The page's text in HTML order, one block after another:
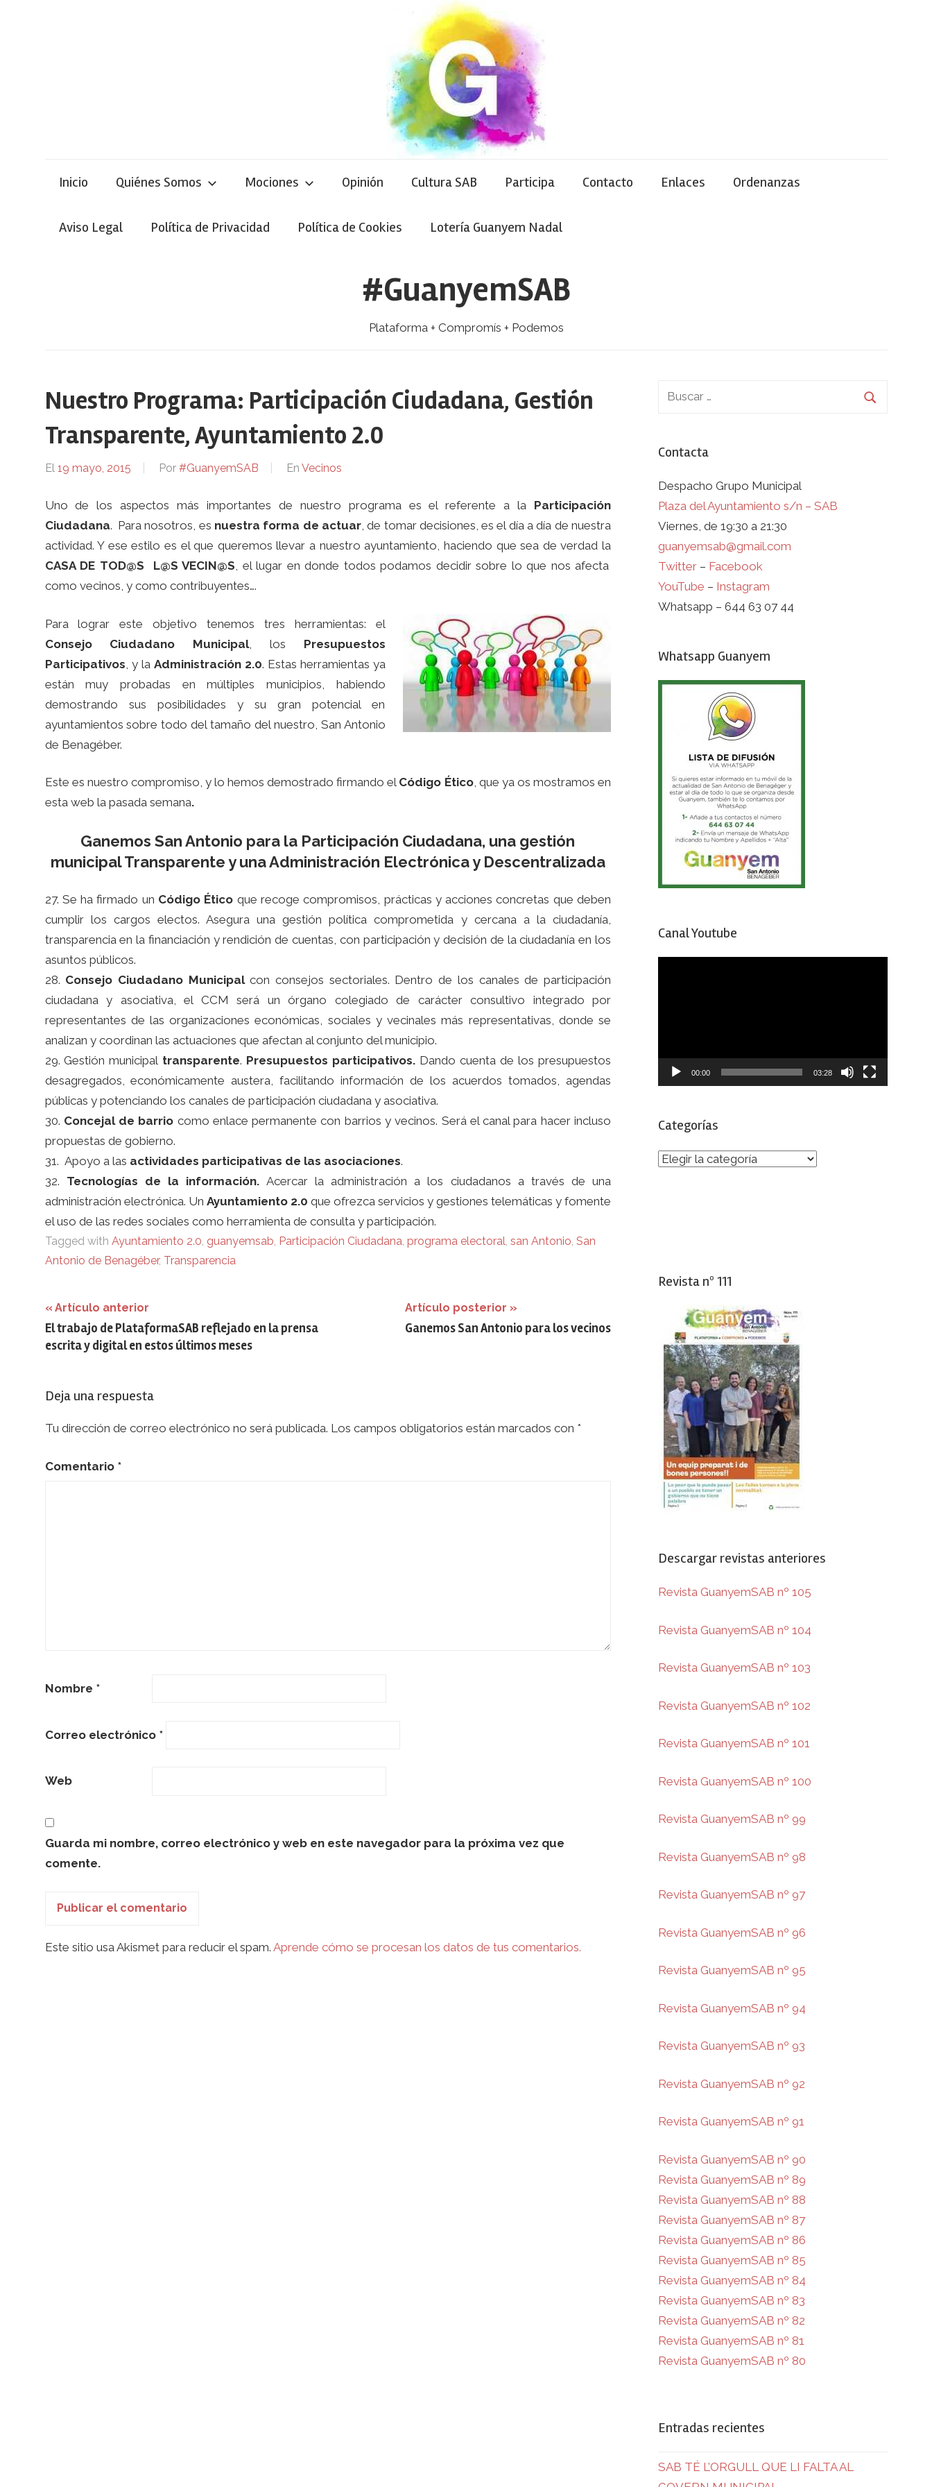
Inicio Quiénes Somos Mociones Opinión Cultura SAB Participa Contacto Enlaces Ordenanzas
Aviso Legal Política de Privacidad Política de Cookies Lotería Guanyem Nadal
#GuanyemSAB
Plataforma + Compromís + Podemos
Nuestro Programa: Participación Ciudadana, Gestión
Transparente, Ayuntamiento 2.0
El 19 mayo, 2015 Por #GuanyemSAB En Vecinos
Uno de los aspectos más importantes de nuestro programa es el referente a la Participación
Ciudadana. Para nosotros, es nuestra forma de actuar, de tomar decisiones, es el día a día de nuestra
actividad. Y ese estilo es el que queremos llevar a nuestro ayuntamiento, haciendo que sea de verdad la
CASA DE TOD@S L@S VECIN@S, el lugar en donde todos podamos decidir sobre lo que nos afecta
como vecinos, y como contribuyentes….
Para lograr este objetivo tenemos tres herramientas: el
Consejo Ciudadano Municipal, los Presupuestos
Participativos , y la Administración 2.0. Estas herramientas ya
están muy probadas en múltiples municipios, habiendo
demostrando sus posibilidades y su gran potencial en
ayuntamientos sobre todo del tamaño del nuestro, San Antonio
de Benagéber.
Este es nuestro compromiso, y lo hemos demostrado firmando el Código Ético, que ya os mostramos en
esta web la pasada semana.
Ganemos San Antonio para la Participación Ciudadana, una gestión
municipal Transparente y una Administración Electrónica y Descentralizada
27. Se ha firmado un Código Ético que recoge compromisos, prácticas y acciones concretas que deben
cumplir los cargos electos. Asegura una gestión política comprometida y cercana a la ciudadanía,
transparencia en la financiación y rendición de cuentas, con participación y decisión de la ciudadanía en los
asuntos públicos.
28. Consejo Ciudadano Municipalcon consejos sectoriales. Dentro de los canales de participación
ciudadana y asociativa, el CCM será un órgano colegiado de carácter consultivo integrado por
representantes de las organizaciones económicas, sociales y vecinales más representativas, donde se
analizan y coordinan las actuaciones que afectan al conjunto del municipio.
29. Gestión municipal transparente. Presupuestos participativos. Dando cuenta de los presupuestos
desagregados, económicamente austera, facilitando información de los acuerdos tomados, agendas
públicas y potenciando los canales de participación ciudadana y asociativa.
30. Concejal de barrio como enlace permanente con barrios y vecinos. Será el canal para hacer incluso
propuestas de gobierno.
31. Apoyo a las actividades participativas de las asociaciones.
32. Tecnologías de la información.Acercar la administración a los ciudadanos a través de una
administración electrónica. Un Ayuntamiento 2.0 que ofrezca servicios y gestiones telemáticas y fomente
el uso de las redes sociales como herramienta de consulta y participación.
Tagged with Ayuntamiento 2.0, guanyemsab, Participación Ciudadana, programa electoral, san Antonio, San
Antonio de Benagéber, Transparencia
Navegación
de
Artículo anterior
El trabajo de PlataformaSAB reflejado en la prensa
escrita y digital en estos últimos meses
Artículo posterior
Ganemos San Antonio para los vecinos
Deja una respuesta
Tu dirección de correo electrónico no será publicada. Los campos obligatorios están marcados con *
Comentario *
Nombre *
Correo electrónico *
Web
Guarda mi nombre, correo electrónico y web en este navegador para la próxima vez que
comente.
Este sitio usa Akismet para reducir el spam. Aprende cómo se procesan los datos de tus comentarios.
Contacta
Despacho Grupo Municipal
Plaza del Ayuntamiento s/n – SAB
Viernes, de 19:30 a 21:30
guanyemsab@gmail.com
Twitter – Facebook
YouTube – Instagram
Whatsapp – 644 63 07 44
Whatsapp Guanyem
Canal Youtube
00:00 03:28
Categorías
Categorías
Revista nº 111
Descargar revistas anteriores
Revista GuanyemSAB nº 105
Revista GuanyemSAB nº 104
Revista GuanyemSAB nº 103
Revista GuanyemSAB nº 102
Revista GuanyemSAB nº 101
Revista GuanyemSAB nº 100
Revista GuanyemSAB nº 99
Revista GuanyemSAB nº 98
Revista GuanyemSAB nº 97
Revista GuanyemSAB nº 96
Revista GuanyemSAB nº 95
Revista GuanyemSAB nº 94
Revista GuanyemSAB nº 93
Revista GuanyemSAB nº 92
Revista GuanyemSAB nº 91
Revista GuanyemSAB nº 90
Revista GuanyemSAB nº 89
Revista GuanyemSAB nº 88
Revista GuanyemSAB nº 87
Revista GuanyemSAB nº 86
Revista GuanyemSAB nº 85
Revista GuanyemSAB nº 84
Revista GuanyemSAB nº 83
Revista GuanyemSAB nº 82
Revista GuanyemSAB nº 81
Revista GuanyemSAB nº 80
Entradas recientes
SAB TÉ L’ORGULL QUE LI FALTA AL